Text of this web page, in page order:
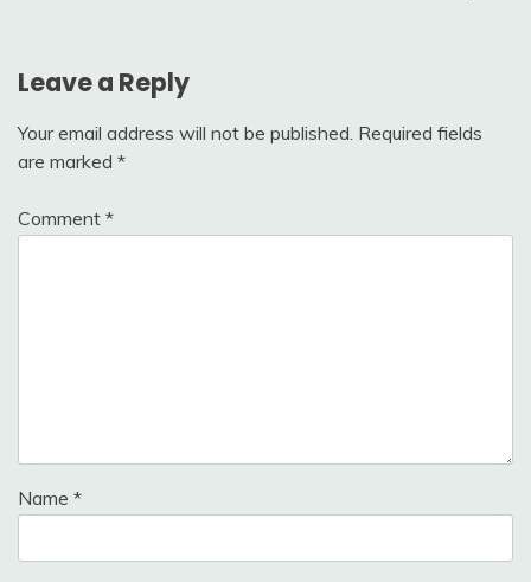
Leave a Reply
Your email address will not be published. Required fields
are marked *
Comment *
Name *